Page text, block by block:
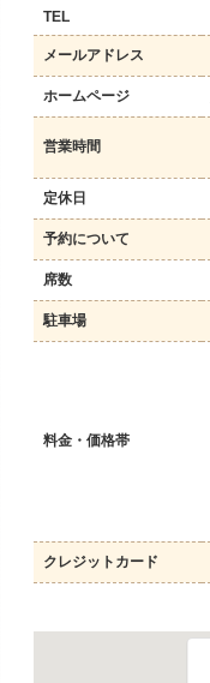
TEL
メールアドレス
ホームページ
営業時間
定休日
予約について
席数
駐車場
料金・価格帯
クレジットカード